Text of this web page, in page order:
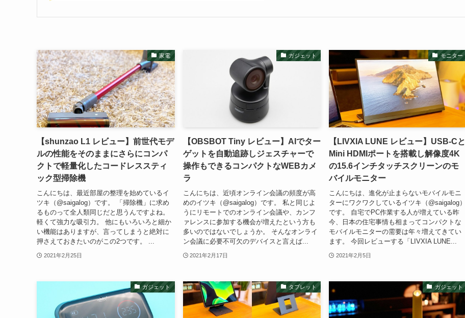
家電
【shunzao L1 レビュー】前世代モデ
ルの性能をそのままにさらにコンパ
クトで軽量化したコードレススティ
ック型掃除機
こんにちは、最近部屋の整理を始めているイ
ツキ（@saigalog）です。 「掃除機」に求め
るものって全人類同じだと思うんですよね。
軽くて強力な吸引力。 他にもいろいろと細か
い機能はありますが、言ってしまうと絶対に
押さえておきたいのがこの2つです。 ...
2021年2月25日
ガジェット
【OBSBOT Tiny レビュー】AIでター
ゲットを自動追跡しジェスチャーで
操作もできるコンパクトなWEBカメ
ラ
こんにちは、近頃オンライン会議の頻度が高
めのイツキ（@saigalog）です。 私と同じよ
うにリモートでのオンライン会議や、カンフ
ァレンスに参加する機会が増えたという方も
多いのではないでしょうか。 そんなオンライ
ン会議に必要不可欠のデバイスと言えば...
2021年2月17日
モニター
【LIVXIA LUNE レビュー】USB-Cと
Mini HDMIポートを搭載し解像度4K
の15.6インチタッチスクリーンのモ
バイルモニター
こんにちは、進化が止まらないモバイルモニ
ターにワクワクしているイツキ（@saigalog）
です。 自宅でPC作業する人が増えている昨
今、日本の住宅事情も相まってコンパクトな
モバイルモニターの需要は年々増えてきてい
ます。 今回レビューする「LIVXIA LUNE...
2021年2月5日
ガジェット タブレット ガジェット